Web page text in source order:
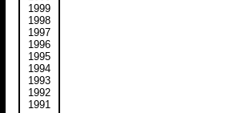
1999
1998
1997
1996
1995
1994
1993
1992
1991